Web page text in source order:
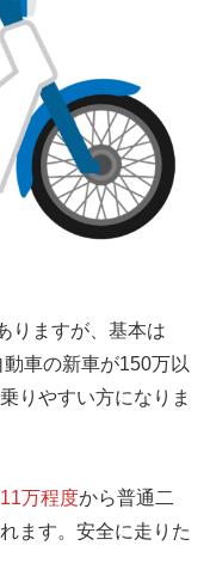
りますが、基本は
車の新車が150万以
りやすい方になりま
11万程度から普通二
ます。安全に走りた